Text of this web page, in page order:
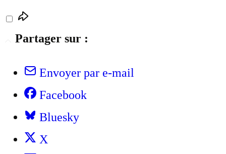
Partager sur :
Envoyer par e-mail
Facebook
Bluesky
X